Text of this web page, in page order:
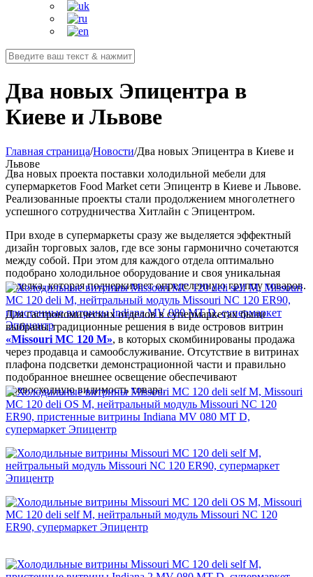
Два новых Эпицентра в
Киеве и Львове
Главная страница/Новости/Два новых Эпицентра в Киеве и
Львове
Два новых проекта поставки холодильной мебели для
супермаркетов Food Market сети Эпицентр в Киеве и Львове.
Реализованные проекты стали продолжением многолетнего
успешного сотрудничества Хитлайн с Эпицентром.
При входе в супермаркеты сразу же выделяется эффектный
дизайн торговых залов, где все зоны гармонично сочетаются
между собой. При этом для каждого отдела оптимально
подобрано холодильное оборудование и своя уникальная
отделка, которая подчеркивает определенную группу товаров.
Для гастрономических отделов в супермаркетах были
выбраны традиционные решения в виде островов витрин
«Missouri MC 120 M», в которых скомбинированы продажа
через продавца и самообслуживание. Отсутствие в витринах
плафона подсветки демонстрационной части и правильно
подобранное внешнее освещение обеспечивают
превосходную видимость товара.